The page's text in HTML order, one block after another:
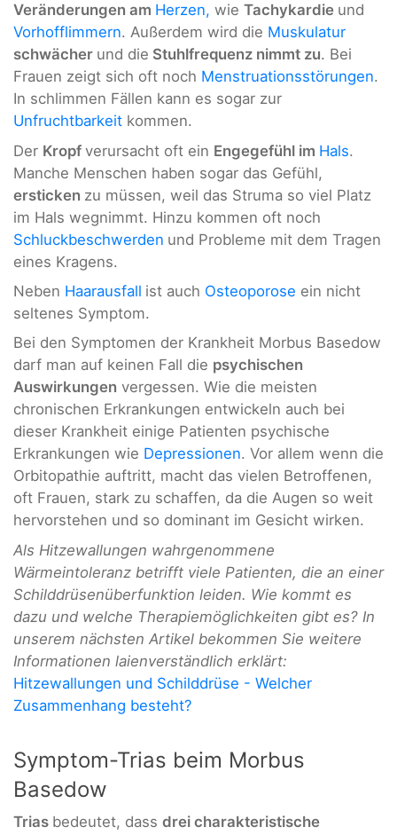
Veränderungen am Herzen, wie Tachykardie und
Vorhofflimmern. Außerdem wird die Muskulatur
schwächer und die Stuhlfrequenz nimmt zu. Bei
Frauen zeigt sich oft noch Menstruationsstörungen.
In schlimmen Fällen kann es sogar zur
Unfruchtbarkeit kommen.
Der Kropf verursacht oft ein Engegefühl im Hals.
Manche Menschen haben sogar das Gefühl,
ersticken zu müssen, weil das Struma so viel Platz
im Hals wegnimmt. Hinzu kommen oft noch
Schluckbeschwerden und Probleme mit dem Tragen
eines Kragens.
Neben Haarausfall ist auch Osteoporose ein nicht
seltenes Symptom.
Bei den Symptomen der Krankheit Morbus Basedow
darf man auf keinen Fall die psychischen
Auswirkungen vergessen. Wie die meisten
chronischen Erkrankungen entwickeln auch bei
dieser Krankheit einige Patienten psychische
Erkrankungen wie Depressionen. Vor allem wenn die
Orbitopathie auftritt, macht das vielen Betroffenen,
oft Frauen, stark zu schaffen, da die Augen so weit
hervorstehen und so dominant im Gesicht wirken.
Als Hitzewallungen wahrgenommene
Wärmeintoleranz betrifft viele Patienten, die an einer
Schilddrüsenüberfunktion leiden. Wie kommt es
dazu und welche Therapiemöglichkeiten gibt es? In
unserem nächsten Artikel bekommen Sie weitere
Informationen laienverständlich erklärt:
Hitzewallungen und Schilddrüse - Welcher
Zusammenhang besteht?
Symptom-Trias beim Morbus
Basedow
Trias bedeutet, dass drei charakteristische